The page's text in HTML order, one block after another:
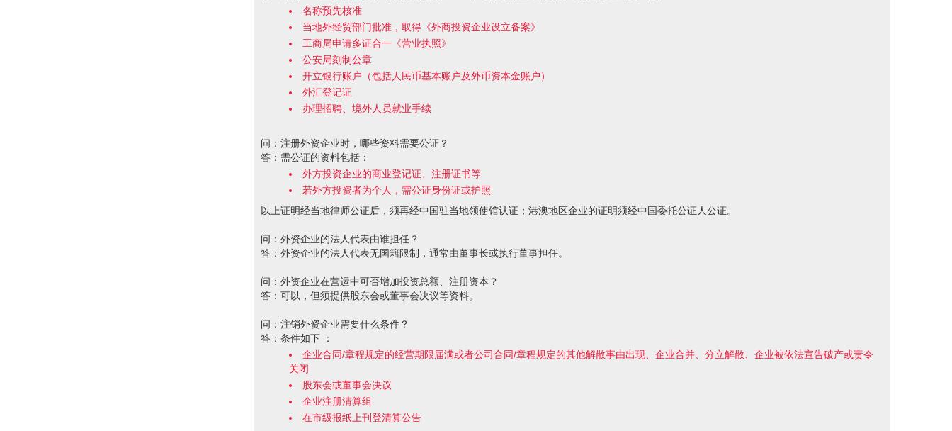
名称预先核准
当地外经贸部门批准，取得《外商投资企业设立备案》
工商局申请多证合一《营业执照》
公安局刻制公章
开立银行账户（包括人民币基本账户及外币资本金账户）
外汇登记证
办理招聘、境外人员就业手续
问：注册外资企业时，哪些资料需要公证？
答：需公证的资料包括：
外方投资企业的商业登记证、注册证书等
若外方投资者为个人，需公证身份证或护照
以上证明经当地律师公证后，须再经中国驻当地领使馆认证；港澳地区企业的证明须经中国委托公证人公证。
问：外资企业的法人代表由谁担任？
答：外资企业的法人代表无国籍限制，通常由董事长或执行董事担任。
问：外资企业在营运中可否增加投资总额、注册资本？
答：可以，但须提供股东会或董事会决议等资料。
问：注销外资企业需要什么条件？
答：条件如下 ：
企业合同/章程规定的经营期限届满或者公司合同/章程规定的其他解散事由出现、企业合并、分立解散、企业被依法宣告破产或责令
关闭
股东会或董事会决议
企业注册清算组
在市级报纸上刊登清算公告